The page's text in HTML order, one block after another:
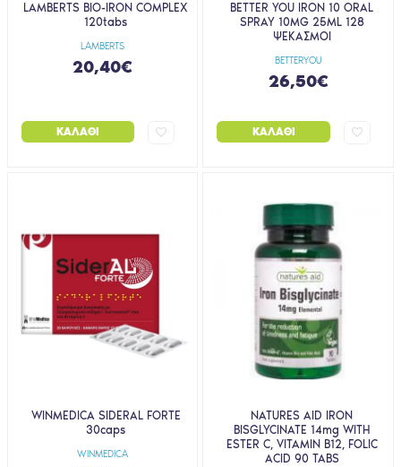
LAMBERTS
LAMBERTS BIO-IRON COMPLEX
120tabs
20,40€
ΚΑΛΆΘΙ
BETTERYOU
BETTER YOU IRON 10 ORAL
SPRAY 10MG 25ML 128
ΨΕΚΑΣΜΟΙ
26,50€
ΚΑΛΆΘΙ
WINMEDICA
WINMEDICA SIDERAL FORTE
30caps
NATURES AID IRON
BISGLYCINATE 14mg WITH
ESTER C, VITAMIN B12, FOLIC
ACID 90 TABS